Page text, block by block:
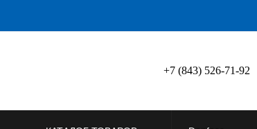
+7 (843) 526-71-92